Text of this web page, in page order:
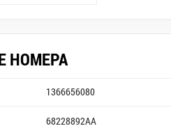
НОМЕРА
1366656080
68228892AA